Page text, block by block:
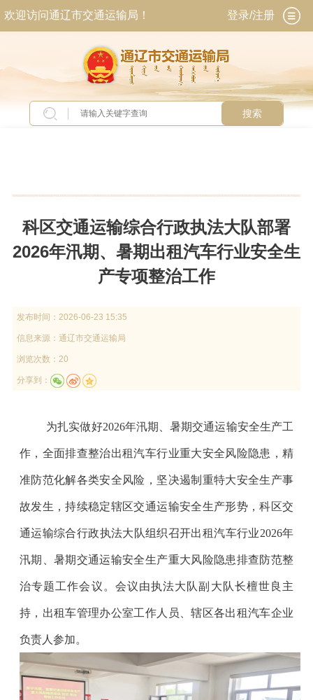
欢迎访问通辽市交通运输局！ 登录/注册
搜索
科区交通运输综合行政执法大队部署
2026年汛期、暑期出租汽车行业安全生
产专项整治工作
发布时间： 2026-06-23 15:35
信息来源： 通辽市交通运输局
浏览次数：20
分享到：
为扎实做好2026年汛期、暑期交通运输安全生产工
作，全面排查整治出租汽车行业重大安全风险隐患，精
准防范化解各类安全风险，坚决遏制重特大安全生产事
故发生，持续稳定辖区交通运输安全生产形势，科区交
通运输综合行政执法大队组织召开出租汽车行业2026年
汛期、暑期交通运输安全生产重大风险隐患排查防范整
治专题工作会议。会议由执法大队副大队长檀世良主
持，出租车管理办公室工作人员、辖区各出租汽车企业
负责人参加。